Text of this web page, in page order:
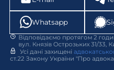
Whatsapp
Відповідаємо протягом 2
вул. Князів Острозьких 31/33,
Усі дані захищені
ст.22 Закону України "Про